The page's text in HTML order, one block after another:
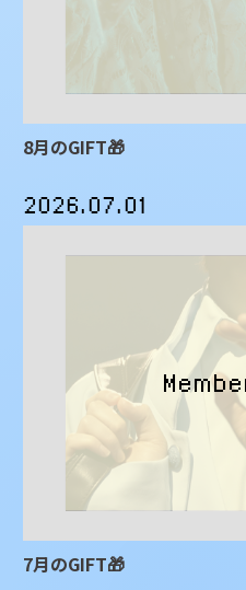
8月のGIFT🎁
2026.07.01
7月のGIFT🎁